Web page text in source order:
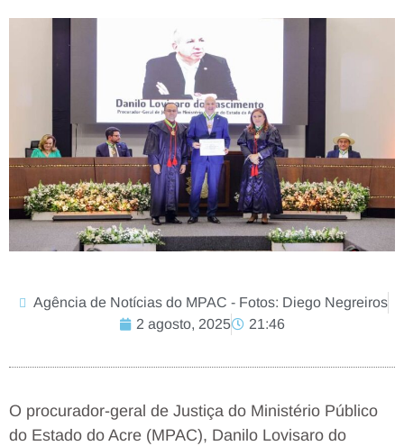
Agência de Notícias do MPAC - Fotos: Diego Negreiros
2 agosto, 2025
21:46
O procurador-geral de Justiça do Ministério Público
do Estado do Acre (MPAC), Danilo Lovisaro do